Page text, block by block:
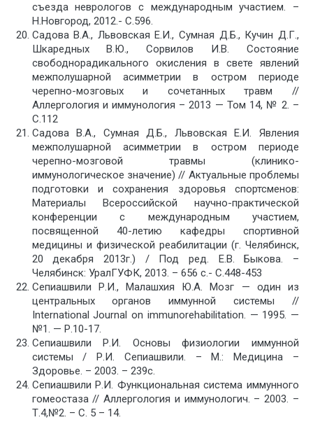
съезда неврологов с международным участием. –
Н.Новгород, 2012.- С.596.
Садова В.А., Львовская Е.И., Сумная Д.Б., Кучин Д.Г.,
Шкаредных В.Ю., Сорвилов И.В. Состояние
свободнорадикального окисления в свете явлений
межполушарной асимметрии в остром периоде
черепно-мозговых и сочетанных травм //
Аллергология и иммунология – 2013 — Том 14, № 2. –
С.112
Садова В.А., Сумная Д.Б., Львовская Е.И. Явления
межполушарной асимметрии в остром периоде
черепно-мозговой травмы (клинико-
иммунологическое значение) // Актуальные проблемы
подготовки и сохранения здоровья спортсменов:
Материалы Всероссийской научно-практической
конференции с международным участием,
посвященной 40-летию кафедры спортивной
медицины и физической реабилитации (г. Челябинск,
20 декабря 2013г.) / Под ред. Е.В. Быкова. –
Челябинск: УралГУФК, 2013. – 656 с.- С.448-453
Сепиашвили Р.И., Малашхия Ю.А. Мозг — один из
центральных органов иммунной системы //
International Journal on immunorehabilitation. — 1995. —
№1. — Р.10-17.
Сепиашвили Р.И. Основы физиологии иммунной
системы / Р.И. Сепиашвили. – М.: Медицина –
Здоровье. – 2003. – 239с.
Сепиашвили Р.И. Функциональная система иммунного
гомеостаза // Аллергология и иммунологич. – 2003. –
Т.4,№2. – С. 5 – 14.